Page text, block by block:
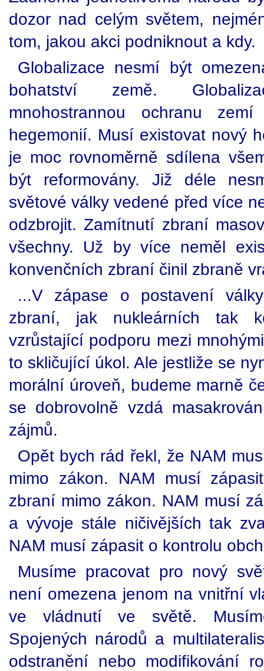
dozor nad celým světem,
tom, jakou akci podniknout a kdy.
Globalizace nesmí být
bohatství země.
mnohostrannou ochranu
hegemonií. Musí existovat nový
je moc rovnoměrně sdílena
být reformovány. Již déle
světové války vedené před více
odzbrojit. Zamítnutí zbraní
všechny. Už by více neměl
konvenčních zbraní činil zbraně
...V zápase o postavení
zbraní, jak nukleárních tak
vzrůstající podporu mezi
to skličující úkol. Ale jestliže se
morální úroveň, budeme marně
se dobrovolně vzdá
zájmů.
Opět bych rád řekl, že NAM
mimo zákon. NAM musí
zbraní mimo zákon. NAM musí
a vývoje stále ničivějších tak
NAM musí zápasit o kontrolu
Musíme pracovat pro nový
není omezena jenom na vnitřní
ve vládnutí ve světě.
Spojených národů a
odstranění nebo modifikování